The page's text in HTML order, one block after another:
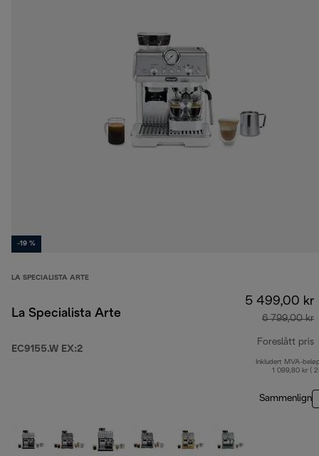
-19 %
LA SPECIALISTA ARTE
La Specialista Arte
EC9155.W EX:2
5 499,00 kr
6 799,00 kr
Foreslått pris
Inkludert MVA-
1 099,80 kr (
Sammenlign